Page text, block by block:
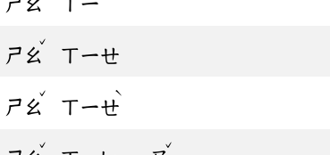
ㄕㄠ ㄒㄧ
ㄕㄠ
ˇ
ㄒㄧㄝ
ㄕㄠ
ˇ
ㄒㄧㄝ
ˋ
ˇ ˇ